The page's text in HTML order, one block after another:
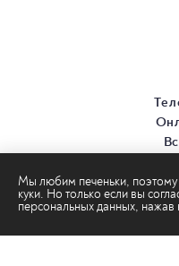
Мы любим печеньки,
куки. Но только если вы
персональных данных, нажав